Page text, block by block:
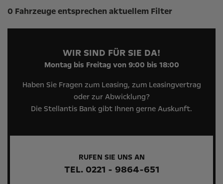
Suchergebnisse
0 Fahrzeuge entsprechen aktuellem Filter
WIR SIND FÜR SIE DA!
Montag bis Freitag von 9:00 bis 18:00
Haben Sie Fragen zum Leasing, zum Leasingvertrag
oder zur Abwicklung?
Die Stellantis Bank gibt Ihnen gerne Auskunft.
RUFEN SIE UNS AN
TEL. 0221 - 9864-651